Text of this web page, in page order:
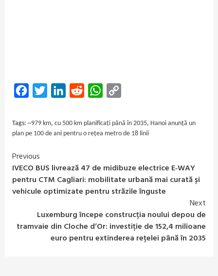
FacebookTwitter LinkedInReddit WhatsApp
Tags: ~979 km, cu 500 km planificați până în 2035, Hanoi anunță un
plan pe 100 de ani pentru o rețea metro de 18 linii
Continue
Reading
Previous
IVECO BUS livrează 47 de midibuze electrice E‑WAY
pentru CTM Cagliari: mobilitate urbană mai curată și
vehicule optimizate pentru străzile înguste
Next
Luxemburg începe construcția noului depou de
tramvaie din Cloche d’Or: investiție de 152,4 milioane
euro pentru extinderea rețelei până în 2035